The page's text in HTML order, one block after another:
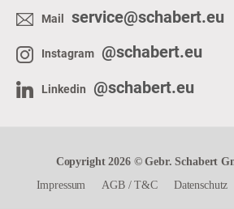
Mail service@schabert.eu
Instagram @schabert.eu
Linkedin @schabert.eu
Copyright 2026 © Gebr. Schabert
Impressum
AGB/T&C Datenschutz